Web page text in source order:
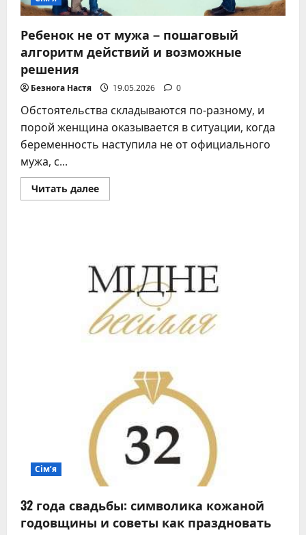
которые
работают
Ребенок не от мужа – пошаговый
алгоритм действий и возможные
решения
Безнога Настя 19.05.2026 0
Обстоятельства складываются по-разному, и
порой женщина оказывается в ситуации, когда
беременность наступила не от официального
мужа, с...
Читать далееПрочитать
больше
пошаговый
алгоритм
действий
и
возможные
решения
Сім’я
32 года свадьбы: символика кожаной
годовщины и советы как праздновать